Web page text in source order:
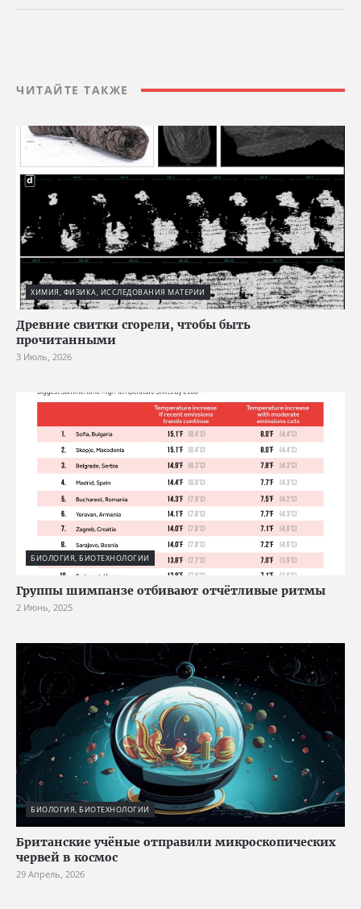
ЧИТАЙТЕ ТАКЖЕ
ХИМИЯ, ФИЗИКА, ИССЛЕДОВАНИЯ МАТЕРИИ
Древние свитки сгорели, чтобы быть
прочитанными
3 Июль, 2026
БИОЛОГИЯ, БИОТЕХНОЛОГИИ
Группы шимпанзе отбивают отчётливые ритмы
2 Июнь, 2025
БИОЛОГИЯ, БИОТЕХНОЛОГИИ
Британские учёные отправили микроскопических
червей в космос
29 Апрель, 2026